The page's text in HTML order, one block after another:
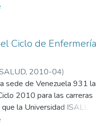
la Federación de
El em predio se
de la Fundación
González Astorquiza y
(secretario general de
Ciclo de Enfermería
, 2010-04)
Comunicación,
sede de Venezuela 931 la
2010 para las carreras
la Universidad ISALUD
la Federación de